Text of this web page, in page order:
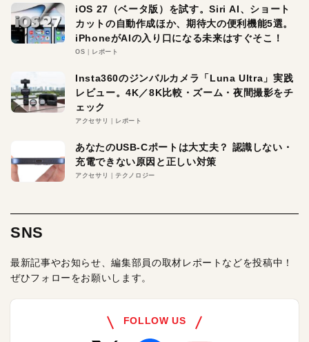
iOS 27（ベータ版）を試す。Siri AI、ショート
カットの自動作成ほか、期待大の便利機能5選。
iPhoneがAIの入り口になる未来はすぐそこ！
OS レポート
Insta360のジンバルカメラ「Luna Ultra」実践
レビュー。4K／8K比較・ズーム・夜間撮影をチ
ェック
アクセサリ レポート
あなたのUSB-Cポートは大丈夫？ 認識しない・
充電できない原因と正しい対策
アクセサリ テクノロジー
SNS
最新記事やお知らせ、編集部員の取材レポートなどを投稿中！
ぜひフォローをお願いします。
FOLLOW US